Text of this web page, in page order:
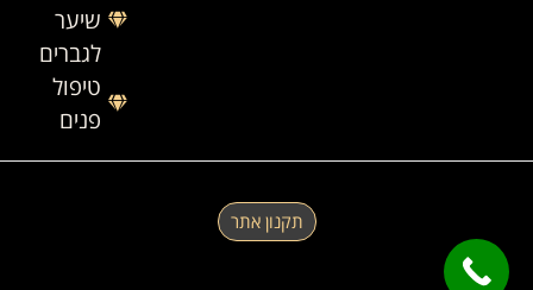
שיער
לגברים
טיפול
פנים
תקנון אתר